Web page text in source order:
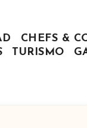
CHEFS &
TURISMO